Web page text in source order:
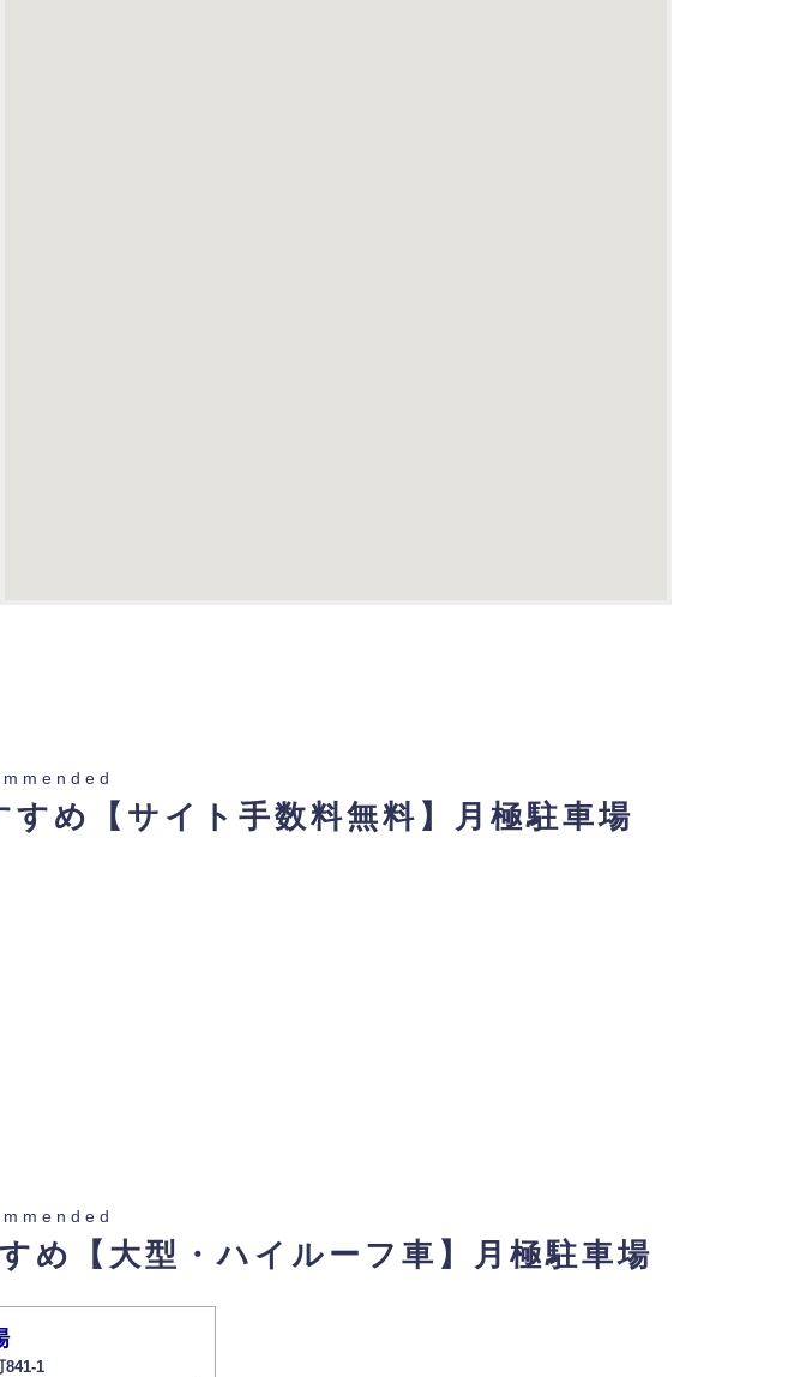
すめ 【サイト手数料無料】月極駐車場
め 【大型・ハイルーフ車】月極駐車場
841-1